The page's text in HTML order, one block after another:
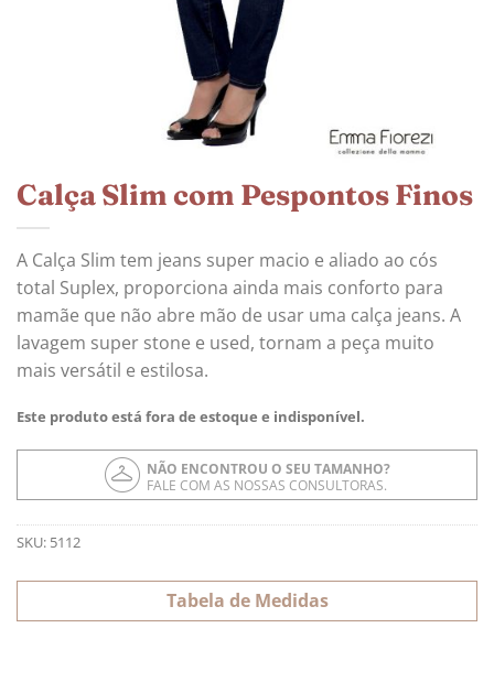
Calça Slim com Pespontos Finos
A Calça Slim tem jeans super macio e aliado ao cós
total Suplex, proporciona ainda mais conforto para
mamãe que não abre mão de usar uma calça jeans. A
lavagem super stone e used, tornam a peça muito
mais versátil e estilosa.
Este produto está fora de estoque e indisponível.
NÃO ENCONTROU O SEU TAMANHO?
FALE COM AS NOSSAS CONSULTORAS.
SKU: 5112
Tabela de Medidas